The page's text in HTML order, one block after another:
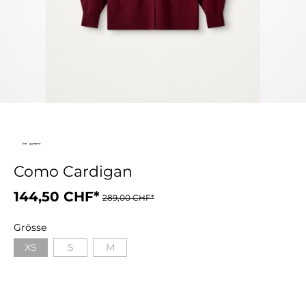
Como Cardigan
144,50 CHF* 289,00 CHF*
Grösse
XS
S M